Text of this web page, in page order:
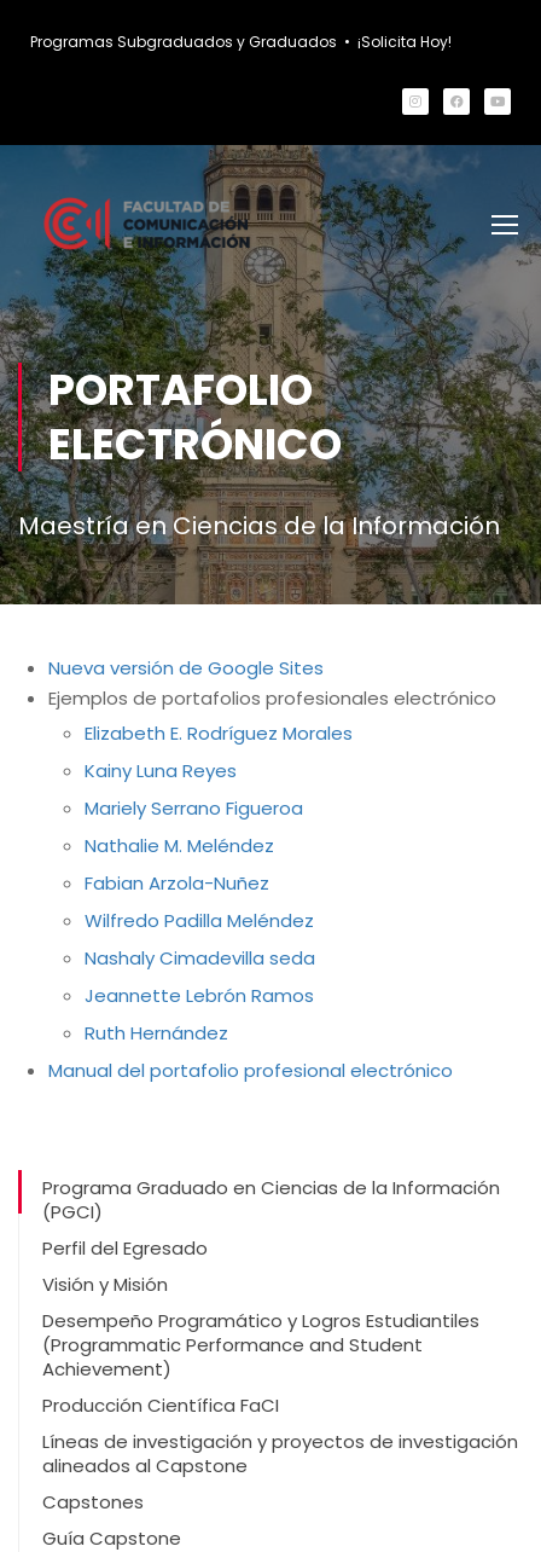
Programas Subgraduados y Graduados • ¡Solicita Hoy!
PORTAFOLIO
ELECTRÓNICO
Maestría en Ciencias de la Información
Nueva versión de Google Sites
Ejemplos de portafolios profesionales electrónico
Elizabeth E. Rodríguez Morales
Kainy Luna Reyes
Mariely Serrano Figueroa
Nathalie M. Meléndez
Fabian Arzola-Nuñez
Wilfredo Padilla Meléndez
Nashaly Cimadevilla seda
Jeannette Lebrón Ramos
Ruth Hernández
Manual del portafolio profesional electrónico
Programa Graduado en Ciencias de la Información
(PGCI)
Perfil del Egresado
Visión y Misión
Desempeño Programático y Logros Estudiantiles
(Programmatic Performance and Student
Achievement)
Producción Científica FaCI
Líneas de investigación y proyectos de investigación
alineados al Capstone
Capstones
Guía Capstone